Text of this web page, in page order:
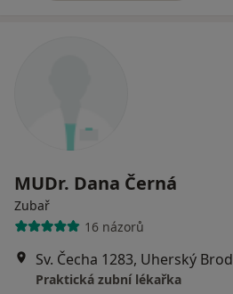
MUDr. Dana Černá
Zubař
16 názorů
Sv. Čecha 1283, Uherský Brod
Praktická zubní lékařka